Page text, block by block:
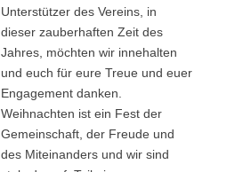
Unterstützer des Vereins, in
dieser zauberhaften Zeit des
Jahres, möchten wir innehalten
und euch für eure Treue und euer
Engagement danken.
Weihnachten ist ein Fest der
Gemeinschaft, der Freude und
des Miteinanders und wir sind